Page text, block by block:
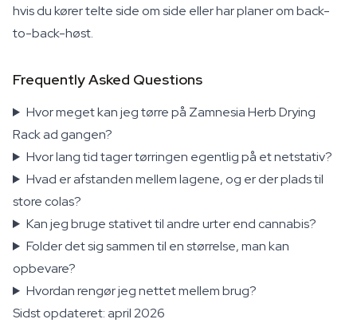
hvis du kører telte side om side eller har planer om back-
to-back-høst.
Frequently Asked Questions
Hvor meget kan jeg tørre på Zamnesia Herb Drying
Rack ad gangen?
Hvor lang tid tager tørringen egentlig på et netstativ?
Hvad er afstanden mellem lagene, og er der plads til
store colas?
Kan jeg bruge stativet til andre urter end cannabis?
Folder det sig sammen til en størrelse, man kan
opbevare?
Hvordan rengør jeg nettet mellem brug?
Sidst opdateret: april 2026